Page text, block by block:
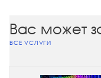
Вас может
ВСЕ УСЛУГИ